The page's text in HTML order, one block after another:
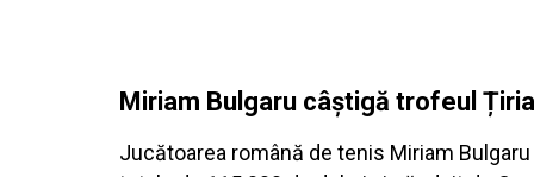
Miriam Bulgaru câștigă trofeul
Jucătoarea română de tenis Miriam